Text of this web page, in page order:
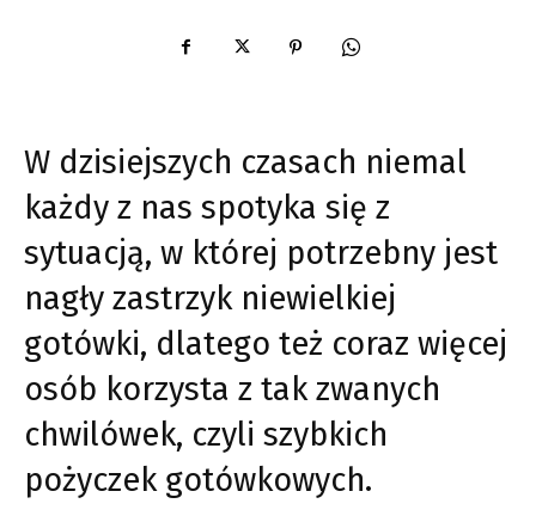
W dzisiejszych czasach niemal
każdy z nas spotyka się z
sytuacją, w której potrzebny jest
nagły zastrzyk niewielkiej
gotówki, dlatego też coraz więcej
osób korzysta z tak zwanych
chwilówek, czyli szybkich
pożyczek gotówkowych.